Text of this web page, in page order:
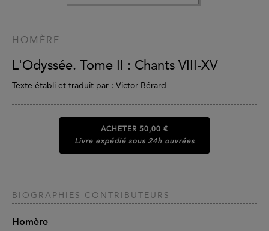
HOMÈRE
L'Odyssée. Tome II : Chants VIII-XV
Texte établi et traduit par : Victor Bérard
ACHETER 50,00 €
Livre expédié sous 24h ouvrées
BIOGRAPHIES CONTRIBUTEURS
Homère